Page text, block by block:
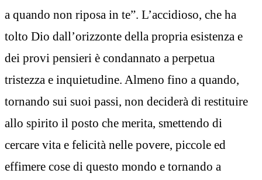
a quando non riposa in te”. L’accidioso, che ha
tolto Dio dall’orizzonte della propria esistenza e
dei provi pensieri è condannato a perpetua
tristezza e inquietudine. Almeno fino a quando,
tornando sui suoi passi, non deciderà di restituire
allo spirito il posto che merita, smettendo di
cercare vita e felicità nelle povere, piccole ed
effimere cose di questo mondo e tornando a